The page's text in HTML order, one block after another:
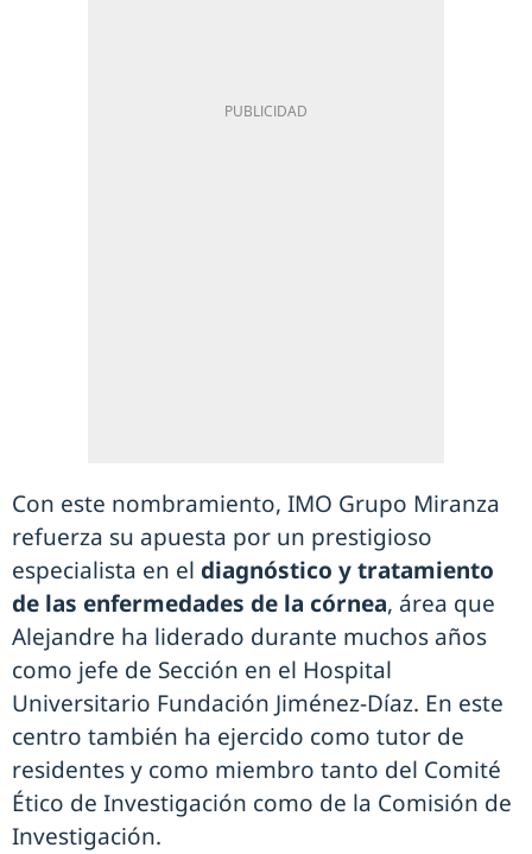
Con este nombramiento, IMO Grupo Miranza
refuerza su apuesta por un prestigioso
especialista en el diagnóstico y tratamiento
de las enfermedades de la córnea, área que
Alejandre ha liderado durante muchos años
como jefe de Sección en el Hospital
Universitario Fundación Jiménez-Díaz. En este
centro también ha ejercido como tutor de
residentes y como miembro tanto del Comité
Ético de Investigación como de la Comisión de
Investigación.